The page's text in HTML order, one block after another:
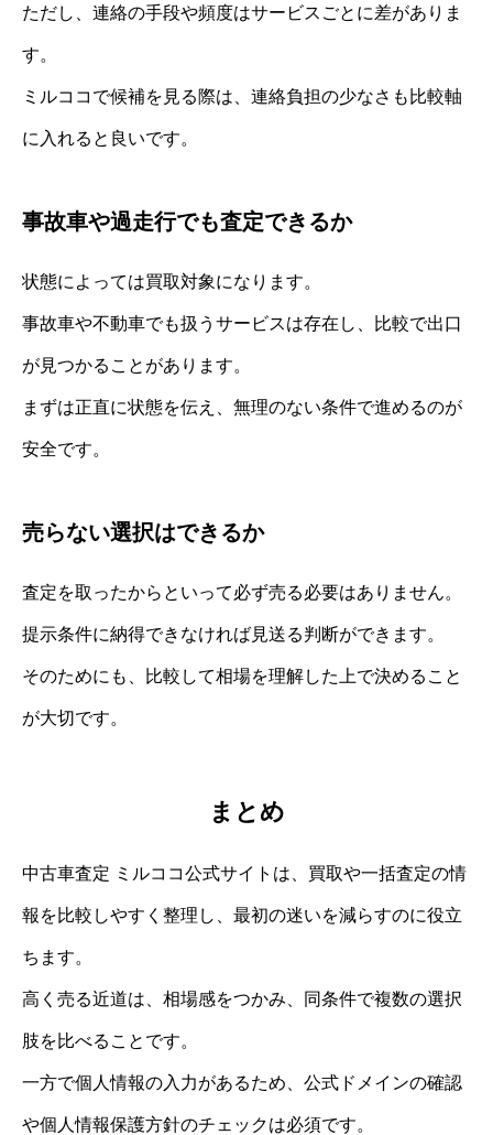
ただし、連絡の手段や頻度はサービスごとに差がありま
す。
ミルココで候補を見る際は、連絡負担の少なさも比較軸
に入れると良いです。
事故車や過走行でも査定できるか
状態によっては買取対象になります。
事故車や不動車でも扱うサービスは存在し、比較で出口
が見つかることがあります。
まずは正直に状態を伝え、無理のない条件で進めるのが
安全です。
売らない選択はできるか
査定を取ったからといって必ず売る必要はありません。
提示条件に納得できなければ見送る判断ができます。
そのためにも、比較して相場を理解した上で決めること
が大切です。
まとめ
中古車査定 ミルココ公式サイトは、買取や一括査定の情
報を比較しやすく整理し、最初の迷いを減らすのに役立
ちます。
高く売る近道は、相場感をつかみ、同条件で複数の選択
肢を比べることです。
一方で個人情報の入力があるため、公式ドメインの確認
や個人情報保護方針のチェックは必須です。